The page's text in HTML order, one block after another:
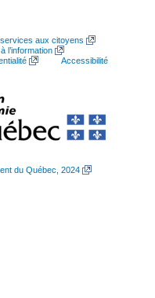
aux citoyens
l’information
Accessibilité
du Québec, 2024